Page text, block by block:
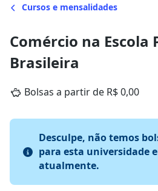
Cursos e mensalidades
Comércio na Escola
Brasileira
Bolsas a partir de R$ 0,00
Desculpe, não temos
para esta universidade
atualmente.